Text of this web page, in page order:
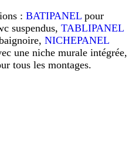
: BATIPANEL pour
suspendus, TABLIPANEL
NICHEPANEL
une niche murale intégrée,
tous les montages.